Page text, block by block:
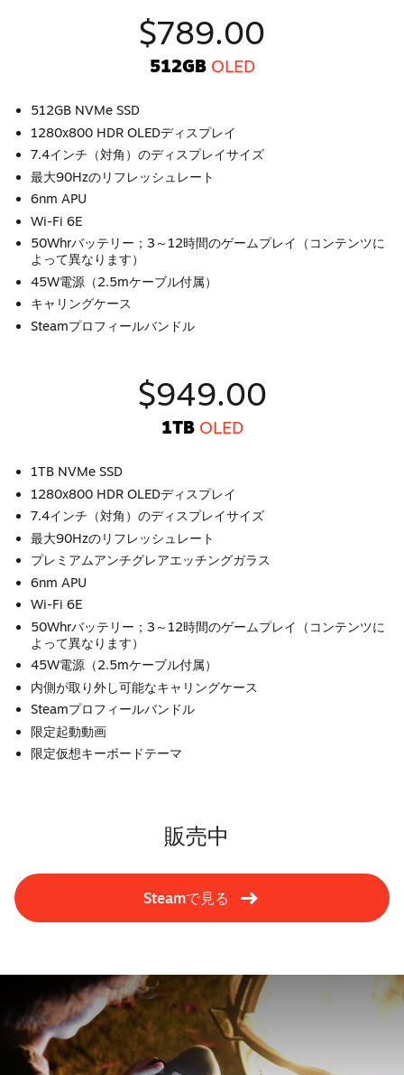
$789.00
512GB OLED
512GB NVMe SSD
1280x800 HDR OLEDディスプレイ
7.4インチ（対角）のディスプレイサイズ
最大90Hzのリフレッシュレート
6nm APU
Wi-Fi 6E
50Whrバッテリー；3～12時間のゲームプレイ（コンテンツに
よって異なります）
45W電源（2.5mケーブル付属）
キャリングケース
Steamプロフィールバンドル
$949.00
1TB OLED
1TB NVMe SSD
1280x800 HDR OLEDディスプレイ
7.4インチ（対角）のディスプレイサイズ
最大90Hzのリフレッシュレート
プレミアムアンチグレアエッチングガラス
6nm APU
Wi-Fi 6E
50Whrバッテリー；3～12時間のゲームプレイ（コンテンツに
よって異なります）
45W電源（2.5mケーブル付属）
内側が取り外し可能なキャリングケース
Steamプロフィールバンドル
限定起動動画
限定仮想キーボードテーマ
販売中
Steamで見る